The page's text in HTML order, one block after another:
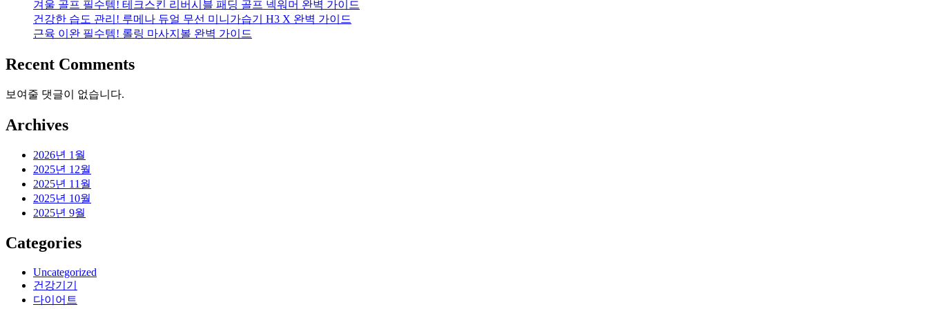
겨울 골프 필수템! 테크스킨 리버시블 패딩 골프 넥워머 완벽 가이드
건강한 습도 관리! 루메나 듀얼 무선 미니가습기 H3 X 완벽 가이드
근육 이완 필수템! 롤링 마사지볼 완벽 가이드
Recent Comments
보여줄 댓글이 없습니다.
Archives
2026년 1월
2025년 12월
2025년 11월
2025년 10월
2025년 9월
Categories
Uncategorized
건강기기
다이어트